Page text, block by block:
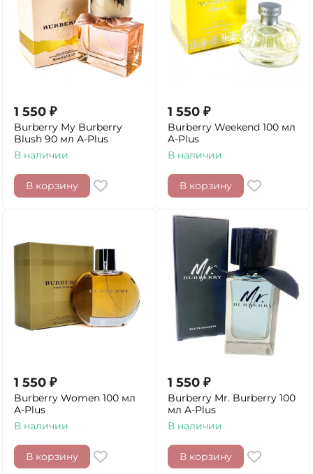
1 550 ₽
Burberry My Burberry
Blush 90 мл A-Plus
В наличии
В корзину
1 550 ₽
Burberry Weekend 100 мл
A-Plus
В наличии
В корзину
1 550 ₽
Burberry Women 100 мл
A-Plus
В наличии
В корзину
1 550 ₽
Burberry Mr. Burberry 100
мл A-Plus
В наличии
В корзину